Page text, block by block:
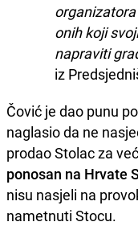
onih koji
napraviti
iz
Čović je dao punu
naglasio da ne
prodao Stolac za
ponosan na Hrvate
nisu nasjeli na
nametnuti Stocu.